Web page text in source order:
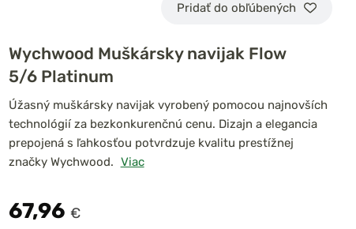
Pridať do obľúbených
Wychwood Muškársky navijak Flow
5/6 Platinum
Úžasný muškársky navijak vyrobený pomocou najnovších
technológií za bezkonkurenčnú cenu. Dizajn a elegancia
prepojená s ľahkosťou potvrdzuje kvalitu prestížnej
značky Wychwood. Viac
67,96 €